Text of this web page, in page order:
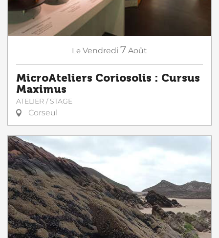
Le Vendredi 7 Août
MicroAteliers Coriosolis : Cursus
Maximus
ATELIER / STAGE
Corseul